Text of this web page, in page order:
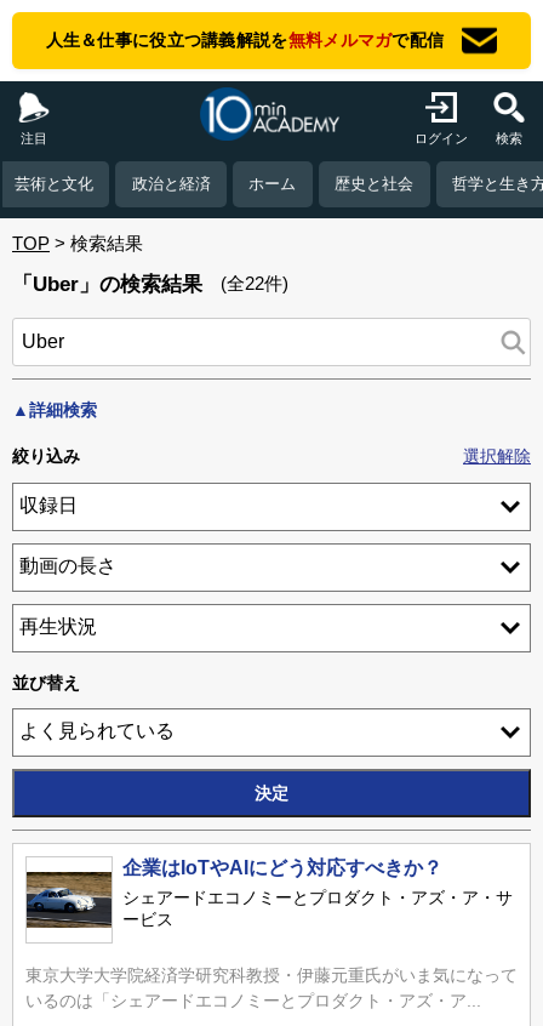
人生＆仕事に役立つ講義解説を無料メルマガで配信
注目 ログイン 検索
芸術と文化 政治と経済 ホーム 歴史と社会 哲学と生き
TOP 検索結果
「Uber」の検索結果 (全22件)
▲詳細検索
絞り込み 選択解除
並び替え
企業はIoTやAIにどう対応すべきか？
シェアードエコノミーとプロダクト・アズ・ア・サ
ービス
東京大学大学院経済学研究科教授・伊藤元重氏がいま気になって
いるのは「シェアードエコノミーとプロダクト・アズ・ア...